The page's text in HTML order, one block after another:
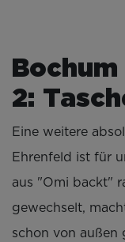
2:
Eine weitere
Ehrenfeld ist für
aus "Omi backt"
gewechselt,
schon von außen